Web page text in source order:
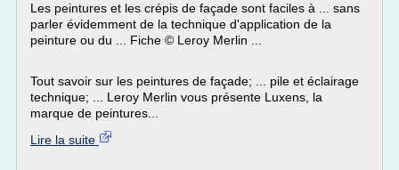
Les peintures et les crépis de façade sont faciles à ... sans
parler évidemment de la technique d'application de la
peinture ou du ... Fiche © Leroy Merlin ...
Tout savoir sur les peintures de façade; ... pile et éclairage
technique; ... Leroy Merlin vous présente Luxens, la
marque de peintures...
Lire la suite